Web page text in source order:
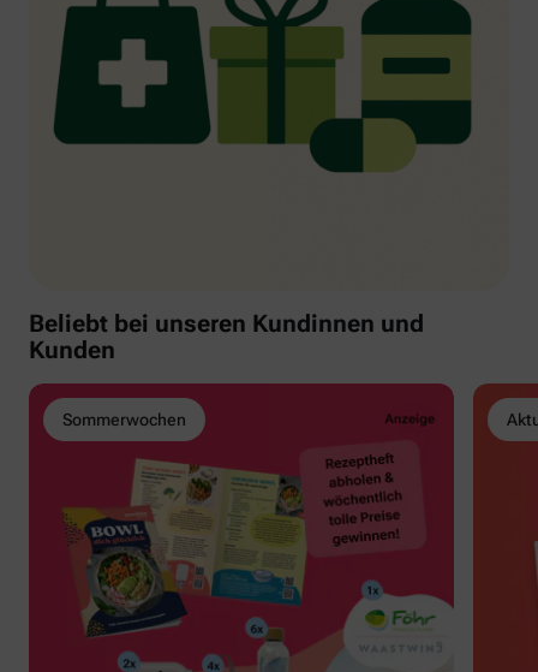
Beliebt bei unseren Kundinnen und
Kunden
Sommerwochen